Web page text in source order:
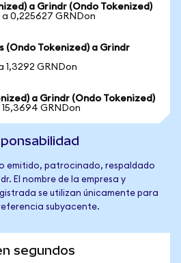
a Grindr (Ondo Tokenized)
a 0,225627 GRNDon
(Ondo Tokenized) a Grindr
1,3292 GRNDon
a Grindr (Ondo Tokenized)
15,3694 GRNDon
emitido, patrocinado, respaldado
El nombre de la empresa y
se utilizan únicamente para
subyacente.
segundos